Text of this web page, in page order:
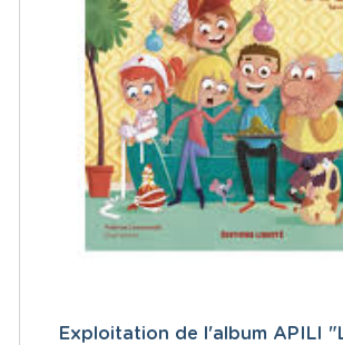
Exploitation de l'album APILI